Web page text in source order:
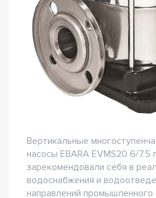
Вертикальные
насосы EBARA EVMS20 6/7.5
зарекомендовали себя в
водоснабжения и
направлений промышленного